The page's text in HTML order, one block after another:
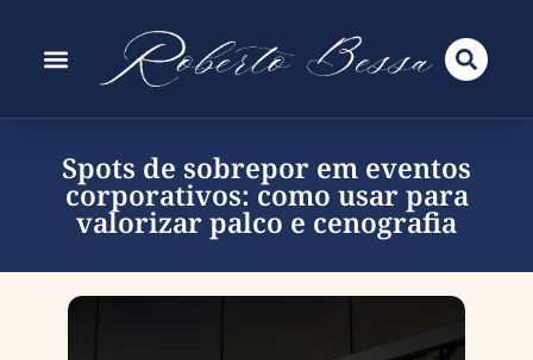
Spots de sobrepor em eventos
corporativos: como usar para
valorizar palco e cenografia